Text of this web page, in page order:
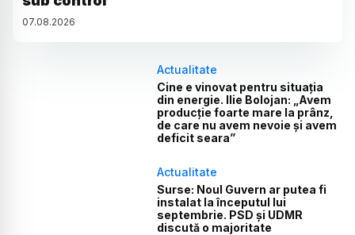
07.08.2026
Actualitate
Cine e vinovat pentru situația
din energie. Ilie Bolojan: „Avem
producție foarte mare la prânz,
de care nu avem nevoie și avem
deficit seara”
Actualitate
Surse: Noul Guvern ar putea fi
instalat la începutul lui
septembrie. PSD și UDMR
discută o majoritate